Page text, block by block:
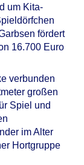
um Kita-
fördert
16.700 Euro
verbunden
großen
Spiel und
im Alter
Hortgruppe